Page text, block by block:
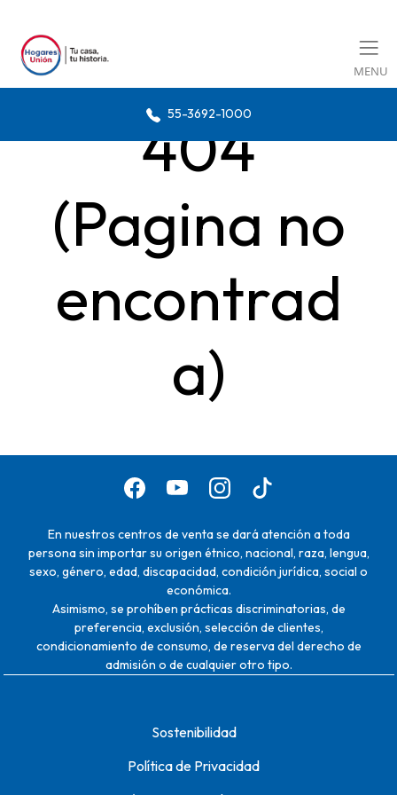
MENU
55-3692-1000
404
(Pagina no
encontrad
a)
En nuestros centros de venta se dará atención a toda
persona sin importar su origen étnico, nacional, raza, lengua,
sexo, género, edad, discapacidad, condición jurídica, social o
económica.
Asimismo, se prohíben prácticas discriminatorias, de
preferencia, exclusión, selección de clientes,
condicionamiento de consumo, de reserva del derecho de
admisión o de cualquier otro tipo.
Sostenibilidad
Política de Privacidad